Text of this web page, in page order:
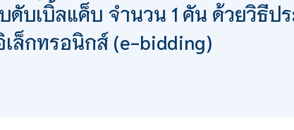
ดับเบิ้ลแค็บ จำนวน 1 คัน ด้วยวิธีป
เล็กทรอนิกส์ (e-bidding)